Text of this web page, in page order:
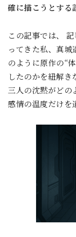
確に描こうとする
この記事では、
ってきた私、真城
のように原作の“
したのかを紐解き
三人の沈黙がどの
感情の温度だけを